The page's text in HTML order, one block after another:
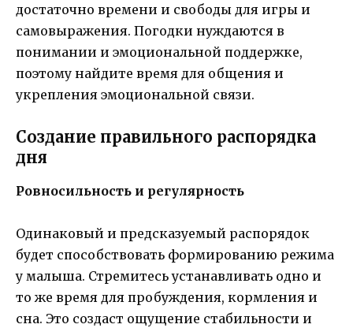
достаточно времени и свободы для игры и
самовыражения. Погодки нуждаются в
понимании и эмоциональной поддержке,
поэтому найдите время для общения и
укрепления эмоциональной связи.
Создание правильного распорядка
дня
Ровносильность и регулярность
Одинаковый и предсказуемый распорядок
будет способствовать формированию режима
у малыша. Стремитесь устанавливать одно и
то же время для пробуждения, кормления и
сна. Это создаст ощущение стабильности и